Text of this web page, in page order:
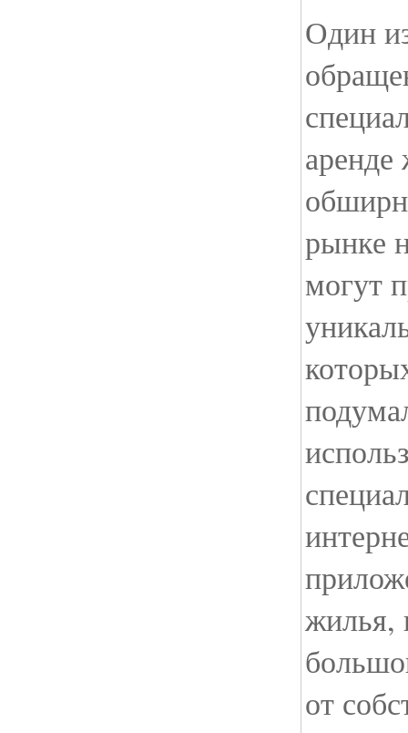
Один
рынке
могут
жилья,
от